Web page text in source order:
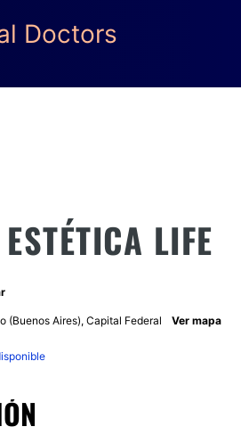
Doctors
LIFE
(Buenos Aires), Capital Federal Ver mapa